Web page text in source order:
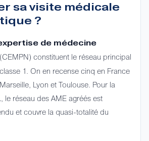
sa visite médicale
?
de médecine
(CEMPN) constituent le réseau principal
1. On en recense cinq en France
Lyon et Toulouse. Pour la
le réseau des AME agréés est
et couvre la quasi-totalité du